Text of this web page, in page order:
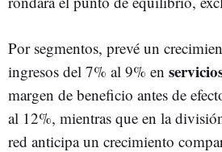
Por segmentos, prevé un
ingresos del 7% al 9% en
margen de beneficio antes de
al 12%, mientras que en la
red anticipa un crecimiento